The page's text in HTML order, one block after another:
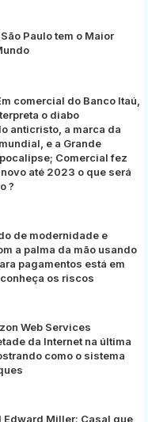
Paulo tem o Maior
comercial do Banco Itaú,
o diabo
anticristo, a marca da
e a Grande
Comercial fez
até 2023 o que será
?
de modernidade e
a palma da mão usando
pagamentos está em
os riscos
Web Services
da Internet na última
como o sistema
Miller: Casal que